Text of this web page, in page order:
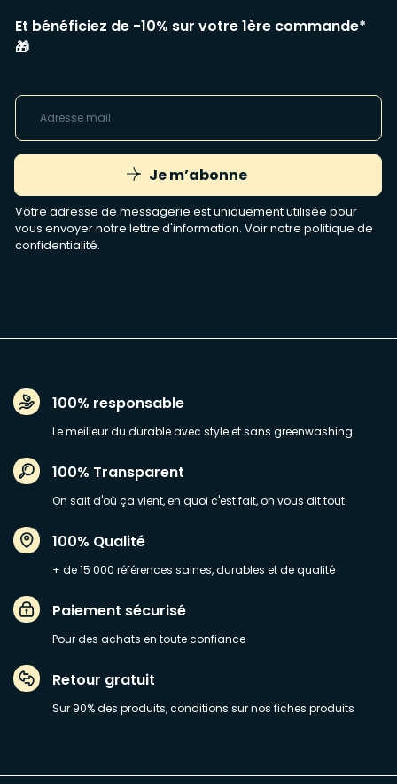
Et bénéficiez de -10% sur votre 1ère commande*
🎁
Je m’abonne
Votre adresse de messagerie est uniquement utilisée pour
vous envoyer notre lettre d'information. Voir notre politique de
confidentialité.
100% responsable
Le meilleur du durable avec style et sans greenwashing
100% Transparent
On sait d'où ça vient, en quoi c'est fait, on vous dit tout
100% Qualité
+ de 15 000 références saines, durables et de qualité
Paiement sécurisé
Pour des achats en toute confiance
Retour gratuit
Sur 90% des produits, conditions sur nos fiches produits